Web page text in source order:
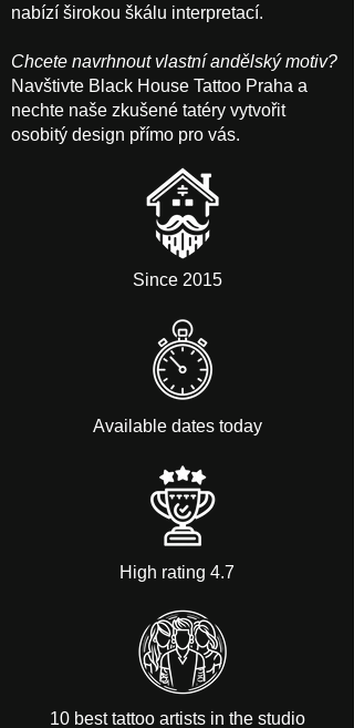
nabízí širokou škálu interpretací.
Chcete navrhnout vlastní andělský motiv?
Navštivte Black House Tattoo Praha a
nechte naše zkušené tatéry vytvořit
osobitý design přímo pro vás.
Since 2015
Available dates today
High rating 4.7
10 best tattoo artists in the studio